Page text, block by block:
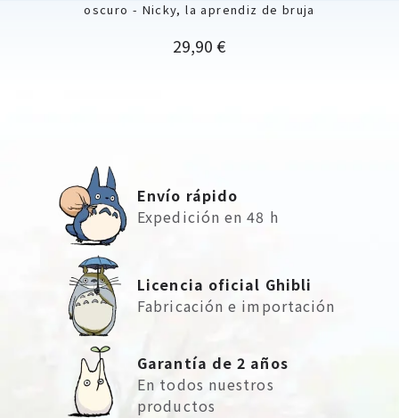
oscuro - Nicky, la aprendiz de bruja
Precio
29,90 €
Envío rápido
Expedición en 48 h
Licencia oficial Ghibli
Fabricación e importación
Garantía de 2 años
En todos nuestros
productos